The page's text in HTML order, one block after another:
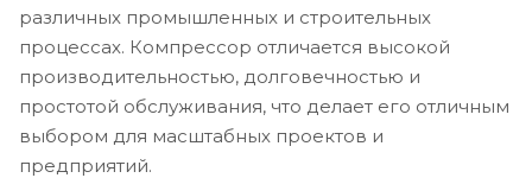
различных промышленных и строительных
процессах. Компрессор отличается высокой
производительностью, долговечностью и
простотой обслуживания, что делает его отличным
выбором для масштабных проектов и
предприятий.